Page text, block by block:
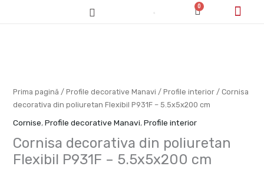
0
Cart
Prima pagină / Profile decorative Manavi / Profile interior / Cornisa
decorativa din poliuretan Flexibil P931F – 5.5x5x200 cm
Cornise,Profile decorative Manavi,Profile interior
Cornisa decorativa din poliuretan
Flexibil P931F – 5.5x5x200 cm
poliuretan
Flexibil
-
5.5x5x200
cm